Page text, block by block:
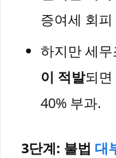
증여세 회
하지만 세무
이 적발되면
40% 부과.
3단계: 불법 대